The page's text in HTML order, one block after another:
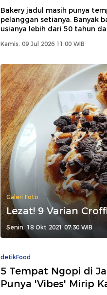
Bakery jadul masih punya
pelanggan setianya. Banyak
usianya lebih dari 50 tahun
Kamis, 09 Jul 2026 11:00 WIB
Galeri Foto
Lezat! 9 Varian
Senin, 18 Okt 2021 07:30 WIB
detikFood
5 Tempat Ngopi di
Punya 'Vibes' Mirip